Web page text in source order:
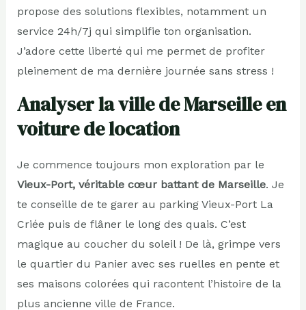
propose des solutions flexibles, notamment un
service 24h/7j qui simplifie ton organisation.
J’adore cette liberté qui me permet de profiter
pleinement de ma dernière journée sans stress !
Analyser la ville de Marseille en
voiture de location
Je commence toujours mon exploration par le
Vieux-Port, véritable cœur battant de Marseille. Je
te conseille de te garer au parking Vieux-Port La
Criée puis de flâner le long des quais. C’est
magique au coucher du soleil ! De là, grimpe vers
le quartier du Panier avec ses ruelles en pente et
ses maisons colorées qui racontent l’histoire de la
plus ancienne ville de France.